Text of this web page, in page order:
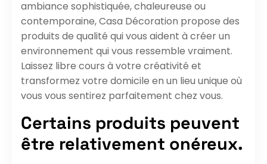
ambiance sophistiquée, chaleureuse ou
contemporaine, Casa Décoration propose des
produits de qualité qui vous aident à créer un
environnement qui vous ressemble vraiment.
Laissez libre cours à votre créativité et
transformez votre domicile en un lieu unique où
vous vous sentirez parfaitement chez vous.
Certains produits peuvent
être relativement onéreux.